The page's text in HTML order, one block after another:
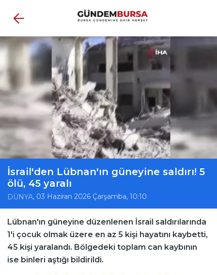
İsrail'den Lübnan'ın güneyine saldırı! 5
ölü, 45 yaralı
DÜNYA, 03 Haziran 2026 Çarşamba, 10:10
Lübnan'ın güneyine düzenlenen İsrail saldırılarında
1'i çocuk olmak üzere en az 5 kişi hayatını kaybetti,
45 kişi yaralandı. Bölgedeki toplam can kaybının
ise binleri aştığı bildirildi.